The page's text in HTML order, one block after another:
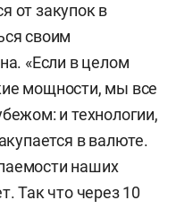
от закупок в
своим
«Если в целом
мощности, мы все
и технологии,
в валюте.
наших
Так что через 10